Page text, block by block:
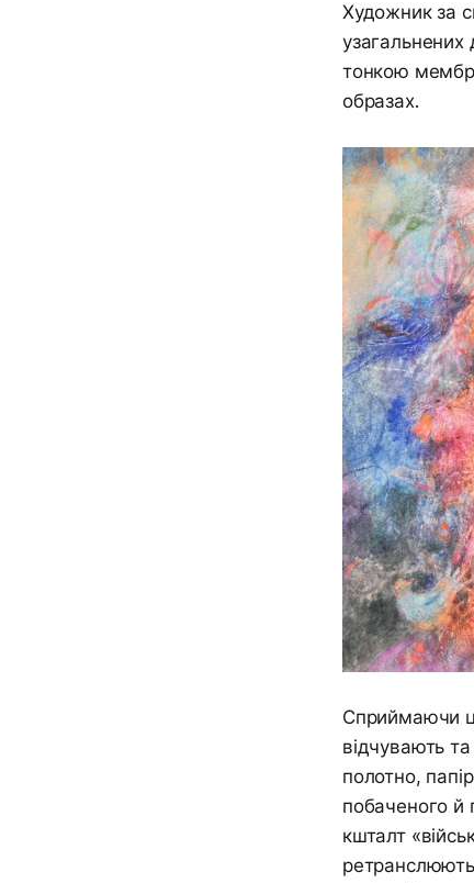
Художник за
узагальнених
тонкою
образах.
Сприймаючи
відчувають
полотно,
побаченого й
кшталт
ретранслюють